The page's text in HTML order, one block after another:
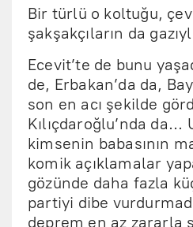
Bir türlü o koltuğu,
şakşakçıların da
Ecevit’te de bunu
de, Erbakan’da da,
son en acı şekilde
Kılıçdaroğlu’nda da...
kimsenin babasının
komik açıklamalar
gözünde daha fazla
partiyi dibe
deprem en az zararla